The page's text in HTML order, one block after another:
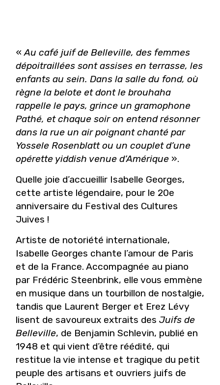
«Au café juif de Belleville, des femmes
dépoitraillées sont assises en terrasse, les
enfants au sein. Dans la salle du fond, où
règne la belote et dont le brouhaha
rappelle le pays, grince un gramophone
Pathé, et chaque soir on entend résonner
dans la rue un air poignant chanté par
Yossele Rosenblatt ou un couplet d’une
opérette yiddish venue d’Amérique ».
Quelle joie d’accueillir Isabelle Georges,
cette artiste légendaire, pour le 20e
anniversaire du Festival des Cultures
Juives !
Artiste de notoriété internationale,
Isabelle Georges chante l’amour de Paris
et de la France. Accompagnée au piano
par Frédéric Steenbrink, elle vous emmène
en musique dans un tourbillon de nostalgie,
tandis que Laurent Berger et Erez Lévy
lisent de savoureux extraits des Juifs de
Belleville, de Benjamin Schlevin, publié en
1948 et qui vient d’être réédité, qui
restitue la vie intense et tragique du petit
peuple des artisans et ouvriers juifs de